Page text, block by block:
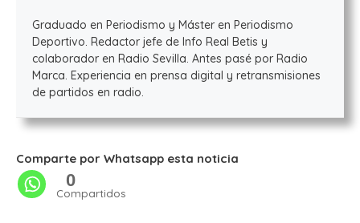
Graduado en Periodismo y Máster en Periodismo
Deportivo. Redactor jefe de Info Real Betis y
colaborador en Radio Sevilla. Antes pasé por Radio
Marca. Experiencia en prensa digital y retransmisiones
de partidos en radio.
Comparte por Whatsapp esta noticia
0
Compartidos